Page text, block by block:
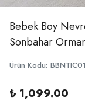
Bebek Boy
Sonbahar
Ürün Kodu:
₺ 1,099.00